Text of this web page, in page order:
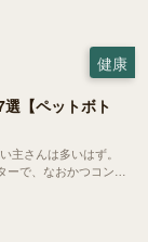
健康
【ペットボト
主さんは多いはず。
で、なおかつコンビ